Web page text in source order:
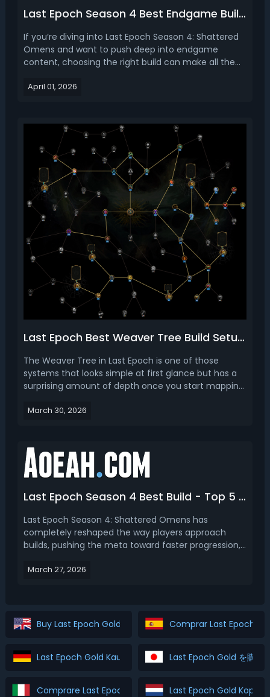
Last Epoch Season 4 Best Endgame Build - Top 3 Best Endgame Builds for Different Classes
If you’re diving into Last Epoch Season 4: Shattered
Omens and want to push deep into endgame
content, choosing the right build can make all the
most powerful and unique playstyles we’ve seen
April 01, 2026
Last Epoch Best Weaver Tree Build Setups (Season 4)
The Weaver Tree in Last Epoch is one of those
systems that looks simple at first glance but has a
surprising amount of depth once you start mapping
mechanics like Omen Windows, Echo Chains, and
March 30, 2026
Last Epoch Season 4 Best Build - Top 5 Best Builds for LE Shattered Omens
Last Epoch Season 4: Shattered Omens has
completely reshaped the way players approach
builds, pushing the meta toward faster progression,
performance across all stages of the game. Read
March 27, 2026
Buy Last Epoch Gold Comprar Last Epoch
Last Epoch Gold Kaufen Last Epoch Gold を購入
Comprare Last Epoch Gold Last Epoch Gold Kopen